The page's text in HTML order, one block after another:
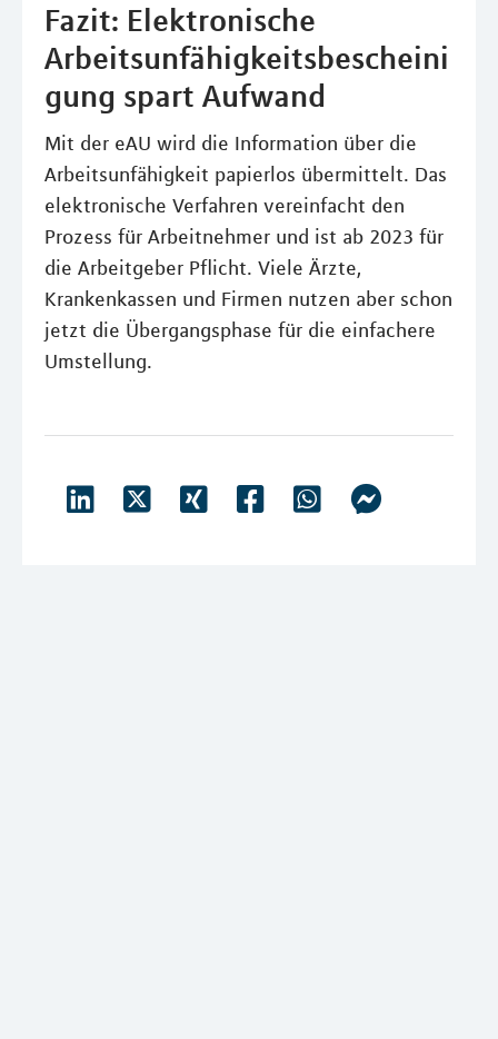
Fazit: Elektronische
Arbeitsunfähigkeitsbescheini
gung spart Aufwand
Mit der eAU wird die Information über die
Arbeitsunfähigkeit papierlos übermittelt. Das
elektronische Verfahren vereinfacht den
Prozess für Arbeitnehmer und ist ab 2023 für
die Arbeitgeber Pflicht. Viele Ärzte,
Krankenkassen und Firmen nutzen aber schon
jetzt die Übergangsphase für die einfachere
Umstellung.